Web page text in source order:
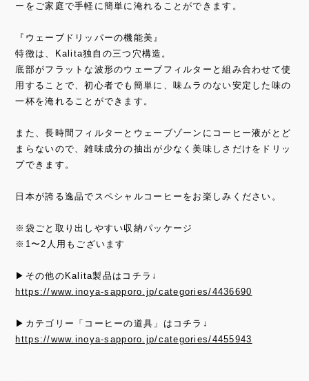
ーをご家庭で手軽に簡単に淹れることができます。
『ウェーブドリッパーの機能美』
特徴は、Kalita独自の三つ穴構造。
底部がフラットな波形のウェーブフィルターと組み合わせて使
用することで、初心者でも簡単に、味ムラのない安定した味の
一杯を淹れることができます。
また、長時間フィルターとウェーブゾーンにコーヒー液がとど
まらないので、雑味成分の抽出が少なく美味しさだけをドリッ
プできます。
日本が誇る逸品でスペシャルコーヒーをお楽しみください。
※袋ごと取り出しやすい収納パッケージ
※1〜2人用もございます
▶その他のKalita製品はコチラ↓
https://www.inoya-sapporo.jp/categories/4436690
▶カテゴリー「コーヒーの道具」はコチラ↓
https://www.inoya-sapporo.jp/categories/4455943